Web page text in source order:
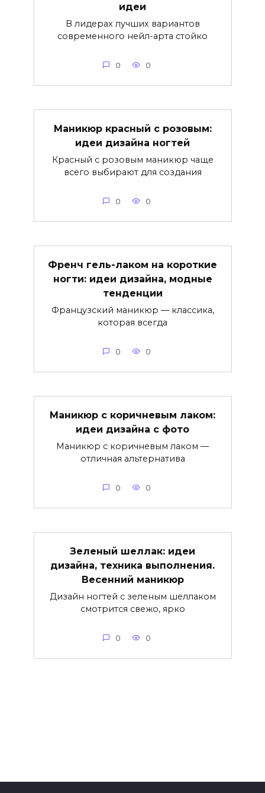
идеи
В лидерах лучших вариантов
современного нейл-арта стойко
0 0
Маникюр красный с розовым:
идеи дизайна ногтей
Красный с розовым маникюр чаще
всего выбирают для создания
0 0
Френч гель-лаком на короткие
ногти: идеи дизайна, модные
тенденции
Французский маникюр — классика,
которая всегда
0 0
Маникюр с коричневым лаком:
идеи дизайна с фото
Маникюр с коричневым лаком —
отличная альтернатива
0 0
Зеленый шеллак: идеи
дизайна, техника выполнения.
Весенний маникюр
Дизайн ногтей с зеленым шеллаком
смотрится свежо, ярко
0 0